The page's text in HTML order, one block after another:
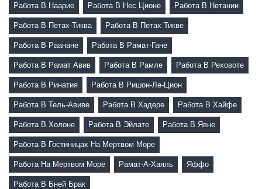
Работа В Наарие Работа В Нес Ционе Работа В Нетании
Работа В Петах-Тиква Работа В Петах Тикве
Работа В Раанане Работа В Рамат-Гане
Работа В Рамат Авив Работа В Рамле Работа В Реховоте
Работа В Ринатия Работа В Ришон-Ле-Цион
Работа В Тель-Авиве Работа В Хадере Работа В Хайфе
Работа В Холоне Работа В Эйлате Работа В Явне
Работа В Гостиницах На Мертвом Море
Работа На Мертвом Море Рамат-А-Хаяль Яффо
Работа В Бней Брак